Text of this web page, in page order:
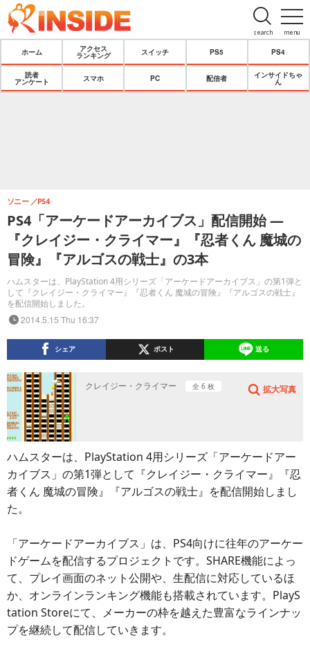
menu
search
ホーム
アクセス
ランキング
スイッチ PS5 PS4
読者
アンケート
スマホ PC 配信者
インサイドちゃ
ん
PS4「アーケードアーカイブス」配信開始 ―
『クレイジー・クライマー』『忍者くん 魔城の
冒険』『アルゴスの戦士』の3本
ハムスターは、PlayStation 4用シリーズ「アーケードアーカイブス」の第1弾と
して『クレイジー・クライマー』『忍者くん 魔城の冒険』『アルゴスの戦士』
を配信開始しました。
ソニー PS4
2014.5.15 Thu 16:37
シェア ポスト 送る
クレイジー・クライマー 全 6 枚 拡大写真
ハムスターは、PlayStation 4用シリーズ「アーケードアー
カイブス」の第1弾として『クレイジー・クライマー』『忍
者くん 魔城の冒険』『アルゴスの戦士』を配信開始しまし
た。
「アーケードアーカイブス」は、PS4向けに往年のアーケー
ドゲームを配信するプロジェクトです。SHARE機能によっ
て、プレイ画面のネット公開や、生配信に対応しているほ
か、オンラインランキング機能も搭載されています。PlayS
tation Storeにて、メーカーの枠を越えた豊富なラインナッ
プを継続して配信していきます。